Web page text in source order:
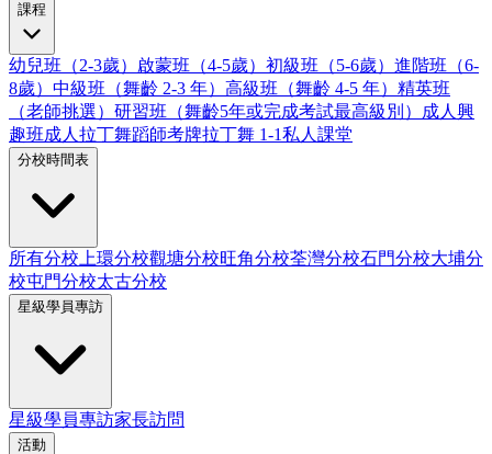
課程
幼兒班（2-3歲） 啟蒙班（4-5歲） 初級班（5-6歲） 進階班（6-
8歲） 中級班（舞齡 2-3 年） 高級班（舞齡 4-5 年） 精英班
（老師挑選） 研習班（舞齡5年或完成考試最高級別）
成人興
趣班成人拉丁舞蹈師考牌拉丁舞 1-1私人課堂
分校時間表
所有分校 上環分校觀塘分校旺角分校荃灣分校石門分校大埔分
校屯門分校太古分校
星級學員專訪
星級學員專訪家長訪問
活動